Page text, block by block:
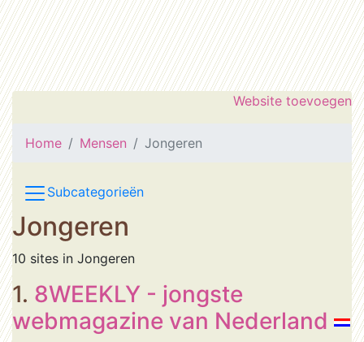
Website toevoegen
Home Mensen Jongeren
Subcategorieën
Jongeren
10 sites in Jongeren
1. 8WEEKLY - jongste
webmagazine van Nederland